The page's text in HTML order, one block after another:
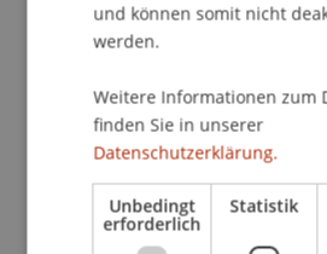
Institut für
Beratungstätigkeiten in
klassischen
erweist sich ein Verständnis
Strukturen und Prozesse in
Beratungsbetrieb als
und können somit nicht
werden.
Weitere Informationen zum
finden Sie in unserer
Datenschutzerklärung.
Unbedingt
erforderlich
Statistik